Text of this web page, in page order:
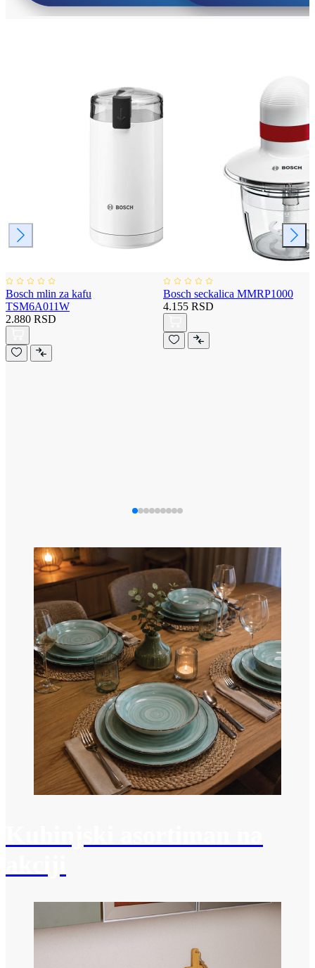
Bosch mlin za kafu
TSM6A011W
2.880 RSD
Bosch seckalica MMRP1000
4.155 RSD